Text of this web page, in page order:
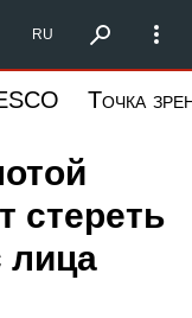
Запад
RU
Точка
стереть
лица